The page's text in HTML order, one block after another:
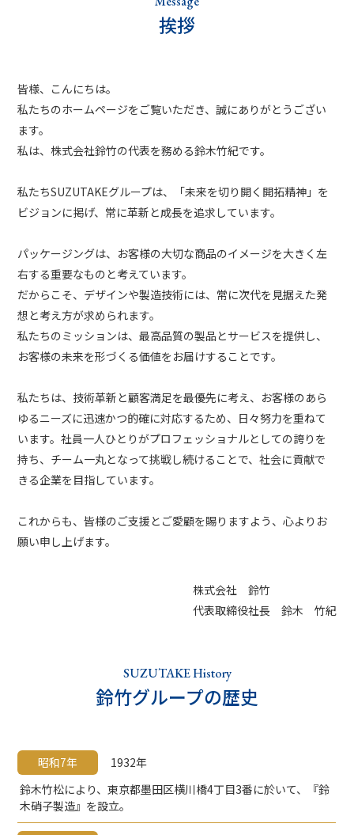
挨拶
皆様、こんにちは。
私たちのホームページをご覧いただき、誠にありがとうござい
ます。
私は、株式会社鈴竹の代表を務める鈴木竹紀です。
私たちSUZUTAKEグループは、「未来を切り開く開拓精神」を
ビジョンに掲げ、常に革新と成長を追求しています。
パッケージングは、お客様の大切な商品のイメージを大きく左
右する重要なものと考えています。
だからこそ、デザインや製造技術には、常に次代を見据えた発
想と考え方が求められます。
私たちのミッションは、最高品質の製品とサービスを提供し、
お客様の未来を形づくる価値をお届けすることです。
私たちは、技術革新と顧客満足を最優先に考え、お客様のあら
ゆるニーズに迅速かつ的確に対応するため、日々努力を重ねて
います。社員一人ひとりがプロフェッショナルとしての誇りを
持ち、チーム一丸となって挑戦し続けることで、社会に貢献で
きる企業を目指しています。
これからも、皆様のご支援とご愛顧を賜りますよう、心よりお
願い申し上げます。
株式会社 鈴竹
代表取締役社長 鈴木 竹紀
SUZUTAKE History
鈴竹グループの歴史
昭和7年
1932年
鈴木竹松により、東京都墨田区横川橋4丁目3番に於いて、『鈴
木硝子製造』を設立。